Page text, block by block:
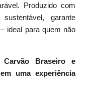
Produzido com
garante
ideal para quem não
Braseiro e
uma experiência